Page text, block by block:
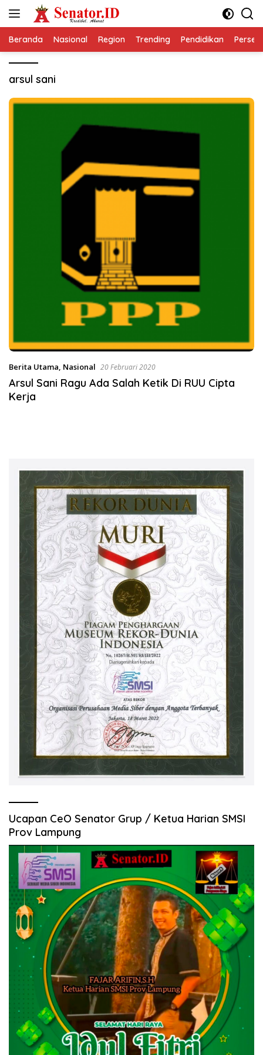
Beranda Nasional Region Trending Pendidikan
arsul sani
Berita Utama, Nasional 20 Februari 2020
Arsul Sani Ragu Ada Salah Ketik Di RUU Cipta
Kerja
Ucapan CeO Senator Grup / Ketua Harian SMSI
Prov Lampung